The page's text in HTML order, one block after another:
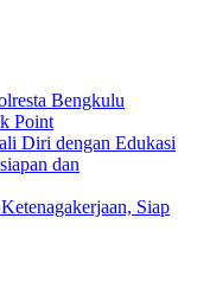
Bengkulu
Point
Diri dengan Edukasi
dan
Siap